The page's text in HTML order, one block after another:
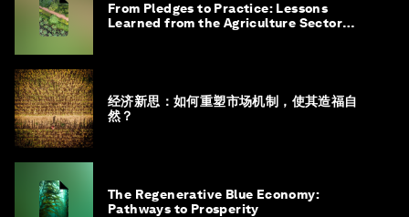
From Pledges to Practice: Lessons
Learned from the Agriculture Sector
经济新思：如何重塑市场机制，使其造福自
然？
The Regenerative Blue Economy:
Pathways to Prosperity